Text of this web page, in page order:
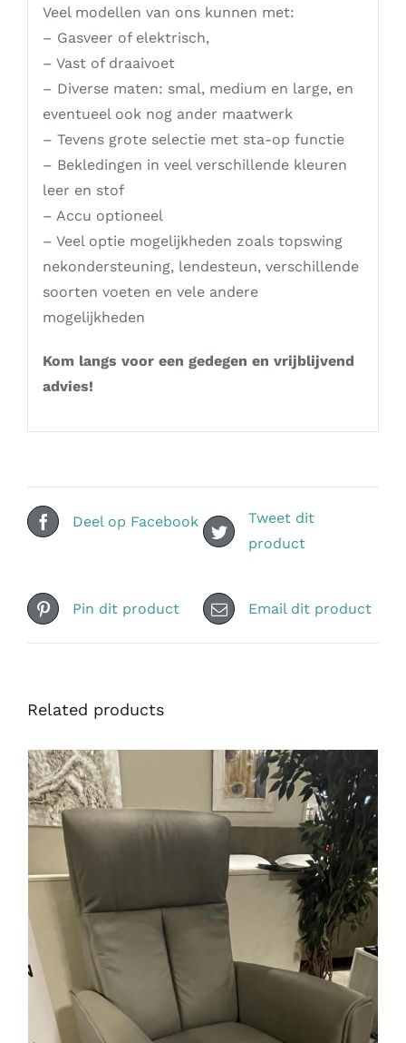
Veel modellen van ons kunnen met:
– Gasveer of elektrisch,
– Vast of draaivoet
– Diverse maten: smal, medium en large, en
eventueel ook nog ander maatwerk
– Tevens grote selectie met sta-op functie
– Bekledingen in veel verschillende kleuren
leer en stof
– Accu optioneel
– Veel optie mogelijkheden zoals topswing
nekondersteuning, lendesteun, verschillende
soorten voeten en vele andere
mogelijkheden
Kom langs voor een gedegen en vrijblijvend
advies!
Deel op Facebook
Tweet dit
product
Pin dit product Email dit product
Related products